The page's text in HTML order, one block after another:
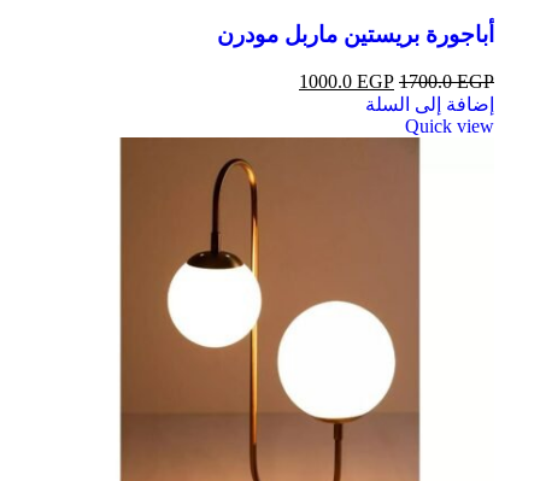
أباجورة بريستين ماربل مودرن
1700.0EGP
1000.0 EGP
إضافة إلى السلة
Quick view